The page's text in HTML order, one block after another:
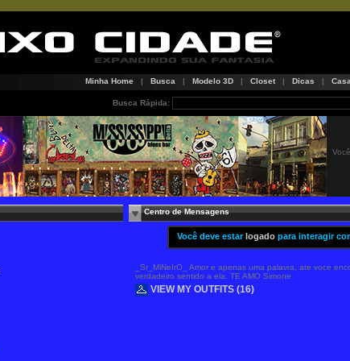
Minha Home | Busca | Modelo 3D | Closet | Dicas |
Busca Rápida:
Centro de Mensagens
Você deve estarlogado para interagir
_Sr_MiNeIrO_ Amor e apenas uma palavra, ate voce
verdadeiro sentido a ela. TE AMO Simone
VIEW MY OUTFITS (16)